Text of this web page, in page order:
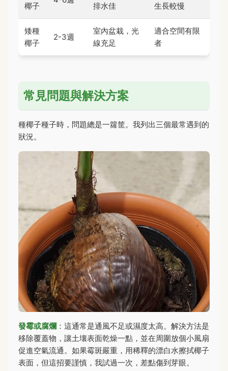
椰子 排水佳 生長較慢
矮種
椰子
2-3週
室內盆栽，光
線充足
適合空間有限
者
常見問題與解決方案
種椰子種子時，問題總是一籮筐。我列出三個最常遇到的
狀況。
發霉或腐爛 ：這通常是通風不足或濕度太高。解決方法是
移除覆蓋物，讓土壤表面乾燥一點，並在周圍放個小風扇
促進空氣流通。如果霉斑嚴重，用稀釋的漂白水擦拭椰子
表面，但這招要謹慎，我試過一次，差點傷到芽眼。